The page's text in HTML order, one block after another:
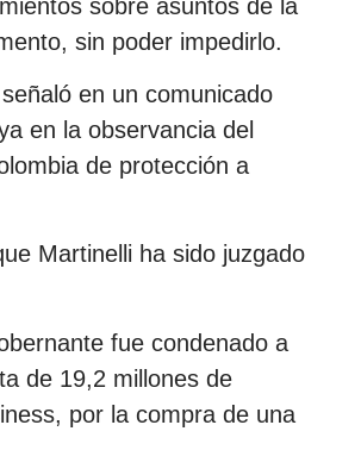
sobre asuntos de la
sin poder impedirlo.
en un comunicado
en la observancia del
de protección a
Martinelli ha sido juzgado
fue condenado a
de 19,2 millones de
por la compra de una